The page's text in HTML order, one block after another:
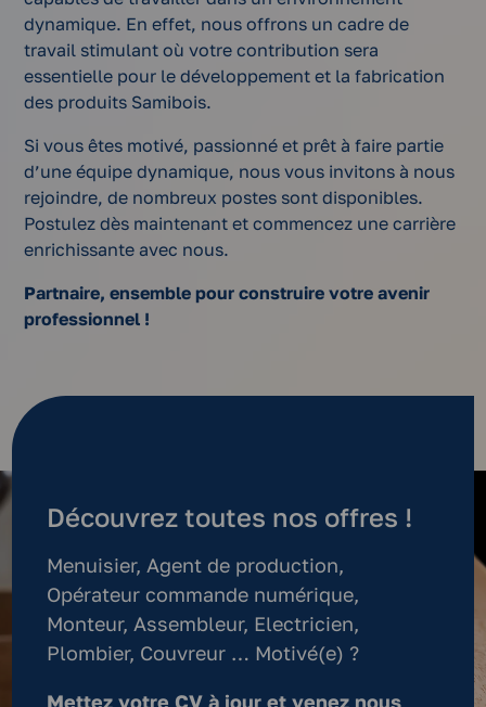
dynamique. En effet, nous offrons un cadre de
travail stimulant où votre contribution sera
essentielle pour le développement et la fabrication
des produits Samibois.
Si vous êtes motivé, passionné et prêt à faire partie
d’une équipe dynamique, nous vous invitons à nous
rejoindre, de nombreux postes sont disponibles.
Postulez dès maintenant et commencez une carrière
enrichissante avec nous.
Partnaire, ensemble pour construire votre avenir
professionnel !
Découvrez toutes nos offres !
Menuisier, Agent de production,
Opérateur commande numérique,
Monteur, Assembleur, Electricien,
Plombier, Couvreur … Motivé(e) ?
Mettez votre CV à jour et venez nous